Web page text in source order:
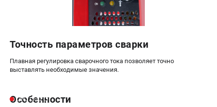
Точность параметров сварки
Плавная регулировка сварочного тока позволяет точно
выставлять необходимые значения.
Особенности